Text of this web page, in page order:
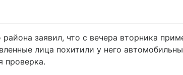
заявил, что с вечера вторника
лица похитили у него
проверка.